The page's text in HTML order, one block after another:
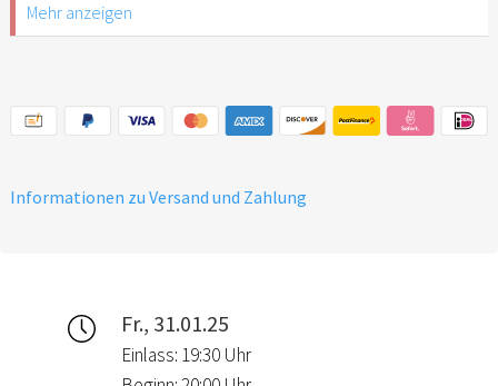
Behinderungen
Mehr anzeigen
Informationen zu Versand und Zahlung
Fr., 31.01.25
Einlass: 19:30 Uhr